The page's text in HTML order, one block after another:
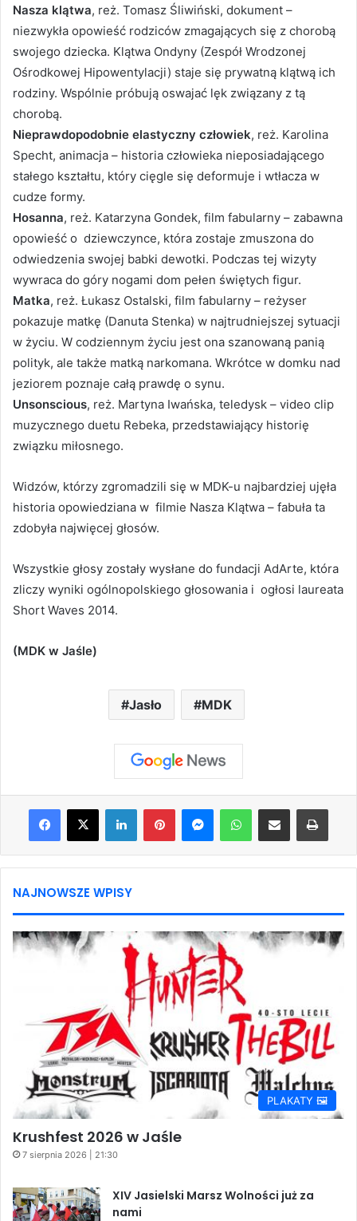
Nasza klątwa, reż. Tomasz Śliwiński, dokument –
niezwykła opowieść rodziców zmagających się z chorobą
swojego dziecka. Klątwa Ondyny (Zespół Wrodzonej
Ośrodkowej Hipowentylacji) staje się prywatną klątwą ich
rodziny. Wspólnie próbują oswajać lęk związany z tą
chorobą.
Nieprawdopodobnie elastyczny człowiek, reż. Karolina
Specht, animacja – historia człowieka nieposiadającego
stałego kształtu, który cięgle się deformuje i wtłacza w
cudze formy.
Hosanna, reż. Katarzyna Gondek, film fabularny – zabawna
opowieść o dziewczynce, która zostaje zmuszona do
odwiedzenia swojej babki dewotki. Podczas tej wizyty
wywraca do góry nogami dom pełen świętych figur.
Matka, reż. Łukasz Ostalski, film fabularny – reżyser
pokazuje matkę (Danuta Stenka) w najtrudniejszej sytuacji
w życiu. W codziennym życiu jest ona szanowaną panią
polityk, ale także matką narkomana. Wkrótce w domku nad
jeziorem poznaje całą prawdę o synu.
Unsonscious, reż. Martyna Iwańska, teledysk – video clip
muzycznego duetu Rebeka, przedstawiający historię
związku miłosnego.
Widzów, którzy zgromadzili się w MDK-u najbardziej ujęła
historia opowiedziana w filmie Nasza Klątwa – fabuła ta
zdobyła najwięcej głosów.
Wszystkie głosy zostały wysłane do fundacji AdArte, która
zliczy wyniki ogólnopolskiego głosowania i ogłosi laureata
Short Waves 2014.
(MDK w Jaśle)
Jasło MDK
Facebook
X LinkedInPinterestMessengerWhatsAppShare via Email Print
NAJNOWSZE WPISY
PLAKATY 🖼️
Krushfest 2026 w Jaśle
7 sierpnia 2026 | 21:30
XIV Jasielski Marsz Wolności już za
nami